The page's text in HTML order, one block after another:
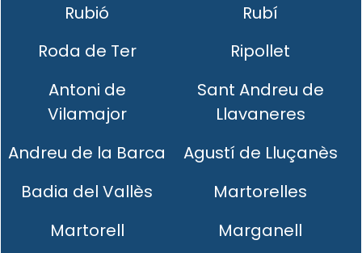
Rubió
Rubí
Roda de Ter
Ripollet
Antoni de
Vilamajor
Sant Andreu de
Llavaneres
Andreu de la Barca
Agustí de Lluçanès
Badia del Vallès
Martorelles
Martorell
Marganell